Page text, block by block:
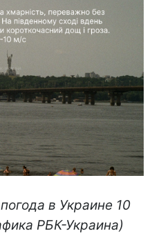
в Украине 10
РБК-Украина)